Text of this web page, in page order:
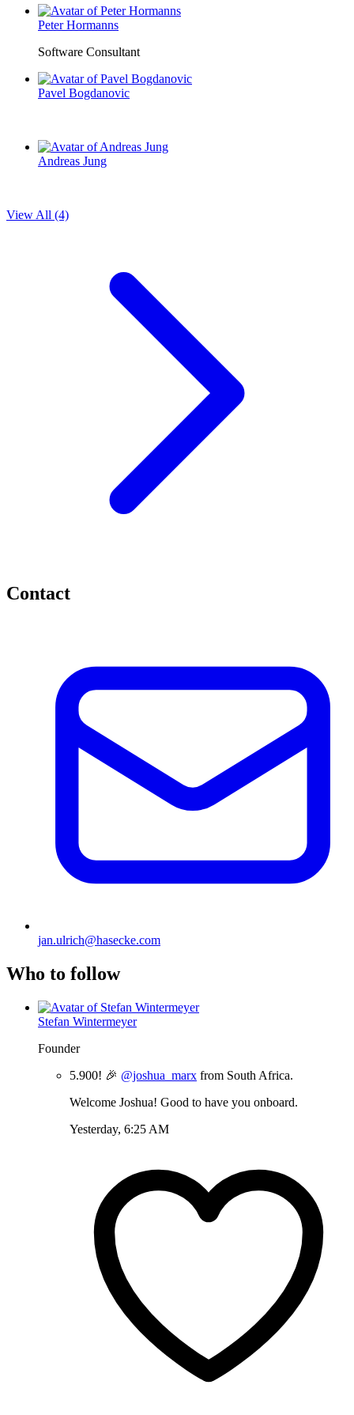
Peter Hormanns
Software Consultant
Pavel Bogdanovic
Andreas Jung
View All (4)
Contact
jan.ulrich@hasecke.com
Who to follow
Stefan Wintermeyer
Founder
5.900! 🎉 @joshua_marx from South Africa.
Welcome Joshua! Good to have you onboard.
Yesterday, 6:25 AM